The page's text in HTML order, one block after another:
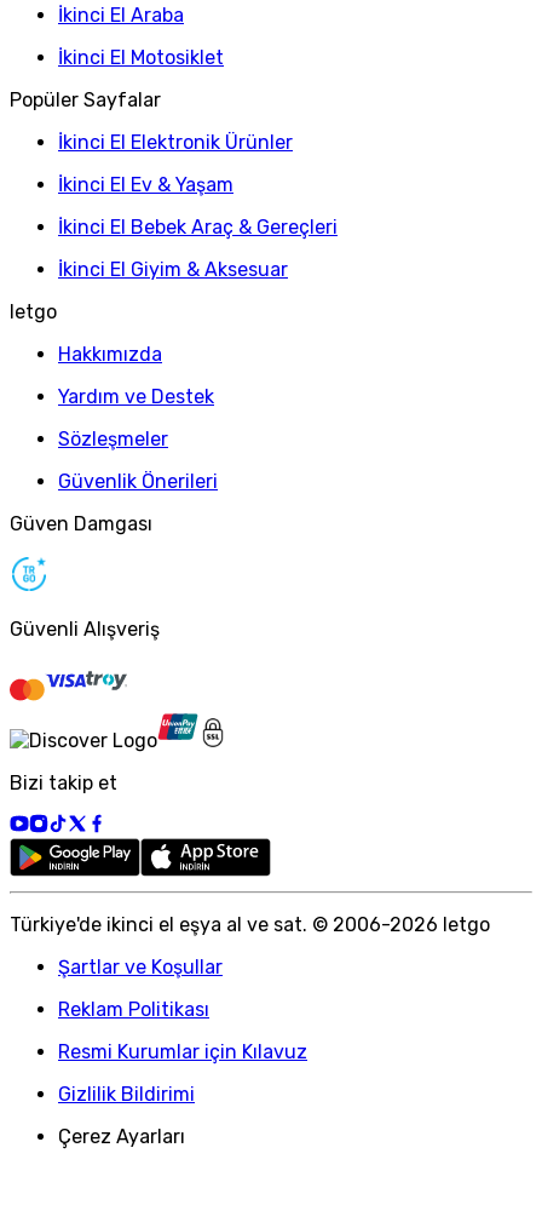
İkinci El Araba
İkinci El Motosiklet
Popüler Sayfalar
İkinci El Elektronik Ürünler
İkinci El Ev & Yaşam
İkinci El Bebek Araç & Gereçleri
İkinci El Giyim & Aksesuar
letgo
Hakkımızda
Yardım ve Destek
Sözleşmeler
Güvenlik Önerileri
Güven Damgası
Güvenli Alışveriş
Bizi takip et
Türkiye'de ikinci el eşya al ve sat. © 2006-2026 letgo
Şartlar ve Koşullar
Reklam Politikası
Resmi Kurumlar için Kılavuz
Gizlilik Bildirimi
Çerez Ayarları